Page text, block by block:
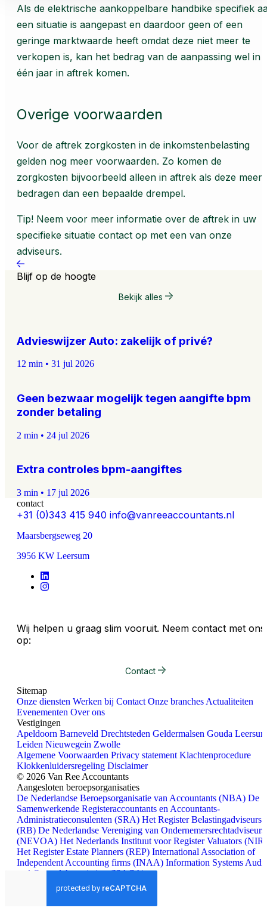
Als de elektrische aankoppelbare handbike specifiek
een situatie is aangepast en daardoor geen of een
geringe marktwaarde heeft omdat deze niet meer te
verkopen is, kan het bedrag van de aanpassing wel in
één jaar in aftrek komen.
Overige voorwaarden
Voor de aftrek zorgkosten in de inkomstenbelasting
gelden nog meer voorwaarden. Zo komen de
zorgkosten bijvoorbeeld alleen in aftrek als deze meer
bedragen dan een bepaalde drempel.
Tip! Neem voor meer informatie over de aftrek in uw
specifieke situatie contact op met een van onze
adviseurs.
Blijf op de hoogte
Bekijk alles
Advieswijzer Auto: zakelijk of privé?
12 min • 31 jul 2026
Geen bezwaar mogelijk tegen aangifte bpm
zonder betaling
2 min • 24 jul 2026
Extra controles bpm-aangiftes
3 min • 17 jul 2026
contact
+31 (0)343 415 940 info@vanreeaccountants.nl
Maarsbergseweg 20
3956 KW Leersum
Wij helpen u graag slim vooruit. Neem contact met ons
op:
Contact
Sitemap
Onze diensten Werken bij Contact Onze branches Actualiteiten
Evenementen Over ons
Vestigingen
Apeldoorn Barneveld Drechtsteden Geldermalsen Gouda Leersum
Leiden Nieuwegein Zwolle
Algemene Voorwaarden Privacy statement Klachtenprocedure
Klokkenluidersregeling Disclaimer
© 2026 Van Ree Accountants
Aangesloten beroepsorganisaties
De Nederlandse Beroepsorganisatie van Accountants (NBA) De
Samenwerkende Registeraccountants en Accountants-
Administratieconsulenten (SRA) Het Register Belastingadviseurs
(RB) De Nederlandse Vereniging van Ondernemersrechtadviseurs
(NEVOA) Het Nederlands Instituut voor Register Valuators
Het Register Estate Planners (REP) International Association of
Independent Accounting firms (INAA) Information Systems Audit
and Control Association (ISACA)